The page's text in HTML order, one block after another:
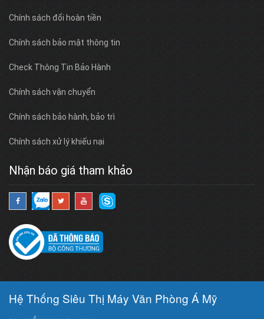
Chính sách đổi hoàn tiền
Chính sách bảo mật thông tin
Check Thông Tin Bảo Hành
Chính sách vận chuyển
Chính sách bảo hành, bảo trì
Chính sách xử lý khiếu nại
Nhận báo giá tham khảo
Hệ Thống Siêu Thị Máy Văn Phòng Á Mỹ